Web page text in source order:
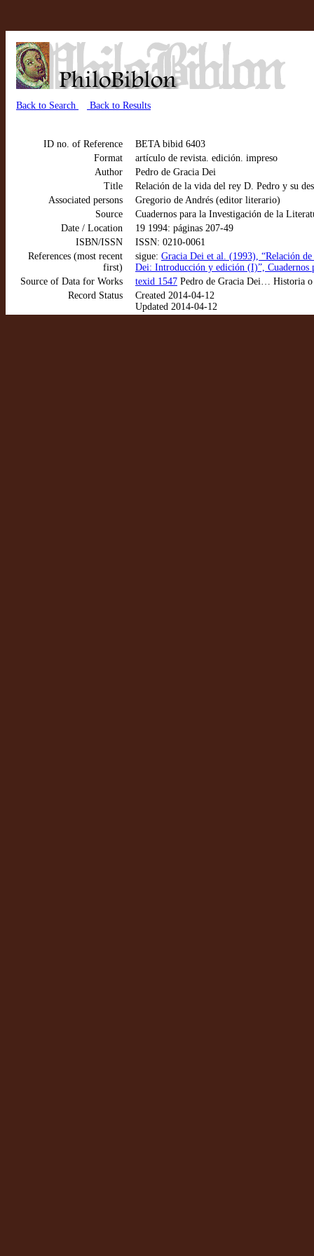
Back to Search Back to Results
ID no. of Reference
BETA bibid 6403
Format
artículo de revista. edición. impreso
Author
Pedro de Gracia Dei
Title
Relación de la vida del rey D. Pedro y su
Associated persons
Gregorio de Andrés (editor literario)
Source
Cuadernos para la Investigación de la
Date / Location
19 1994: páginas 207-49
ISBN/ISSN
ISSN: 0210-0061
References (most recent
first)
sigue: Gracia Dei et al. (1993), “Relación
Dei: Introducción y edición (I)”, Cuadernos
Source of Data for Works
texid 1547 Pedro de Gracia Dei… Historia o
Record Status
Created 2014-04-12
Updated 2014-04-12